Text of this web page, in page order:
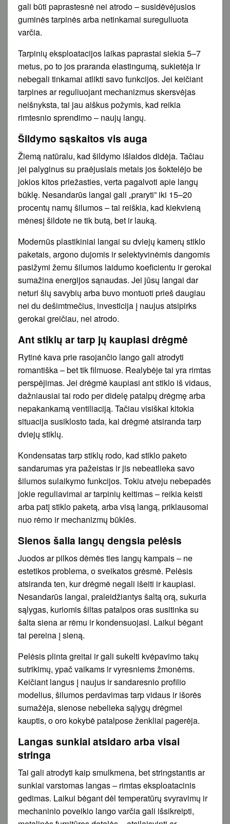
gali būti paprastesnė nei atrodo – susidėvėjusios
guminės tarpinės arba netinkamai sureguliuota
varčia.
Tarpinių eksploatacijos laikas paprastai siekia 5–7
metus, po to jos praranda elastingumą, sukietėja ir
nebegali tinkamai atlikti savo funkcijos. Jei keičiant
tarpines ar reguliuojant mechanizmus skersvėjas
neišnyksta, tai jau aiškus požymis, kad reikia
rimtesnio sprendimo – naujų langų.
Šildymo sąskaitos vis auga
Žiemą natūralu, kad šildymo išlaidos didėja. Tačiau
jei palyginus su praėjusiais metais jos šoktelėjo be
jokios kitos priežasties, verta pagalvoti apie langų
būklę. Nesandarūs langai gali „praryti” iki 15–20
procentų namų šilumos – tai reiškia, kad kiekvieną
mėnesį šildote ne tik butą, bet ir lauką.
Modernūs plastikiniai langai su dviejų kamerų stiklo
paketais, argono dujomis ir selektyvinėmis dangomis
pasižymi žemu šilumos laidumo koeficientu ir gerokai
sumažina energijos sąnaudas. Jei jūsų langai dar
neturi šių savybių arba buvo montuoti prieš daugiau
nei du dešimtmečius, investicija į naujus atsipirks
gerokai greičiau, nei atrodo.
Ant stiklų ar tarp jų kaupiasi drėgmė
Rytinė kava prie rasojančio lango gali atrodyti
romantiška – bet tik filmuose. Realybėje tai yra rimtas
perspėjimas. Jei drėgmė kaupiasi ant stiklo iš vidaus,
dažniausiai tai rodo per didelę patalpų drėgmę arba
nepakankamą ventiliaciją. Tačiau visiškai kitokia
situacija susiklosto tada, kai drėgmė atsiranda tarp
dviejų stiklų.
Kondensatas tarp stiklų rodo, kad stiklo paketo
sandarumas yra pažeistas ir jis nebeatlieka savo
šilumos sulaikymo funkcijos. Tokiu atveju nebepadės
jokie reguliavimai ar tarpinių keitimas – reikia keisti
arba patį stiklo paketą, arba visą langą, priklausomai
nuo rėmo ir mechanizmų būklės.
Sienos šalia langų dengsia pelėsis
Juodos ar pilkos dėmės ties langų kampais – ne
estetikos problema, o sveikatos grėsmė. Pelėsis
atsiranda ten, kur drėgmė negali išeiti ir kaupiasi.
Nesandarūs langai, praleidžiantys šaltą orą, sukuria
sąlygas, kuriomis šiltas patalpos oras susitinka su
šalta siena ar rėmu ir kondensuojasi. Laikui bėgant
tai pereina į sieną.
Pelėsis plinta greitai ir gali sukelti kvėpavimo takų
sutrikimų, ypač vaikams ir vyresniems žmonėms.
Keičiant langus į naujus ir sandaresnio profilio
modelius, šilumos perdavimas tarp vidaus ir išorės
sumažėja, sienose nebelieka sąlygų drėgmei
kauptis, o oro kokybė patalpose ženkliai pagerėja.
Langas sunkiai atsidaro arba visai
stringa
Tai gali atrodyti kaip smulkmena, bet stringstantis ar
sunkiai varstomas langas – rimtas eksploatacinis
gedimas. Laikui bėgant dėl temperatūrų svyravimų ir
mechaninio poveikio lango varčia gali išsikreipti,